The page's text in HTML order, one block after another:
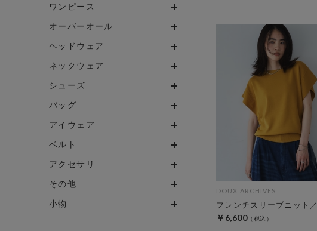
ワンピース
オーバーオール
ヘッドウェア
ネックウェア
シューズ
バッグ
アイウェア
ベルト
アクセサリ
その他
小物
DOUX ARCHIVES
フレンチスリーブニット／
￥6,600